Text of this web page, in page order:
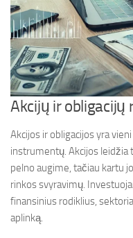
Akcijų ir obligacijų
Akcijos ir obligacijos yra
instrumentų. Akcijos leidžia
pelno augime, tačiau kartu
rinkos svyravimų.
finansinius rodiklius,
aplinką.